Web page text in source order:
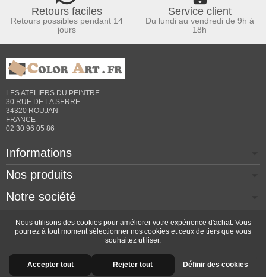
Retours faciles
Retours possibles pendant 14
jours
Service client
Du lundi au vendredi de 9h à
18h
LES ATELIERS DU PEINTRE
30 RUE DE LA SERRE
34320 ROUJAN
FRANCE
02 30 96 05 86
Informations
Nos produits
Notre société
Contactez-nous
Copyright © 2026 - Design by Prestacrea
- Ecommerce
software byPrestaShop™
Nous utilisons des cookies pour améliorer votre expérience d'achat. Vous
pourrez à tout moment sélectionner nos cookies et ceux de tiers que vous
souhaitez utiliser.
Accepter tout Rejeter tout Définir des cookies